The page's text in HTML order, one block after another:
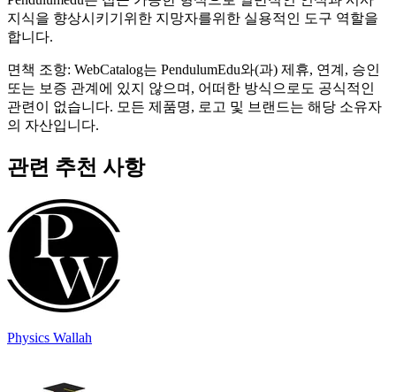
지식을 향상시키기위한 지망자를위한 실용적인 도구 역할을
합니다.
면책 조항: WebCatalog는 PendulumEdu와(과) 제휴, 연계, 승인
또는 보증 관계에 있지 않으며, 어떠한 방식으로도 공식적인
관련이 없습니다. 모든 제품명, 로고 및 브랜드는 해당 소유자
의 자산입니다.
관련 추천 사항
Physics Wallah